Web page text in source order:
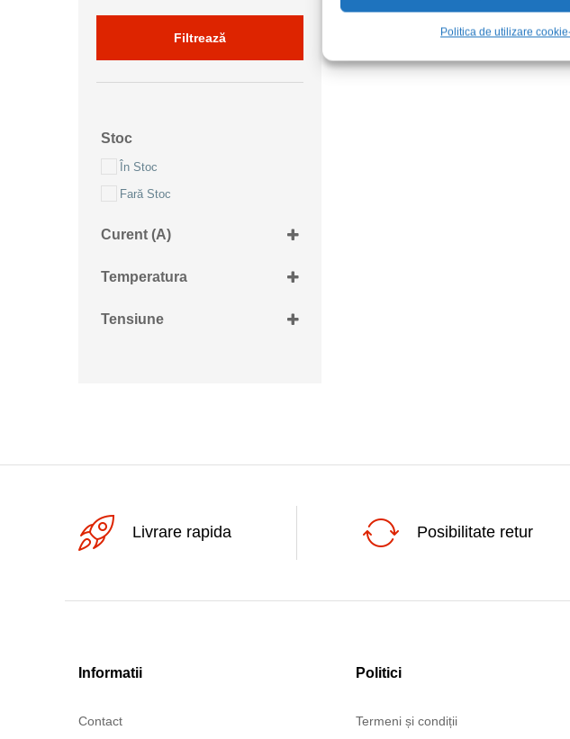
Politica de utilizare
Filtrează
Stoc
În Stoc
Fară Stoc
Curent (A)
Temperatura
Tensiune
Livrare rapida Posibilitate retur
Informatii
Contact
Politici
Termeni și condiții